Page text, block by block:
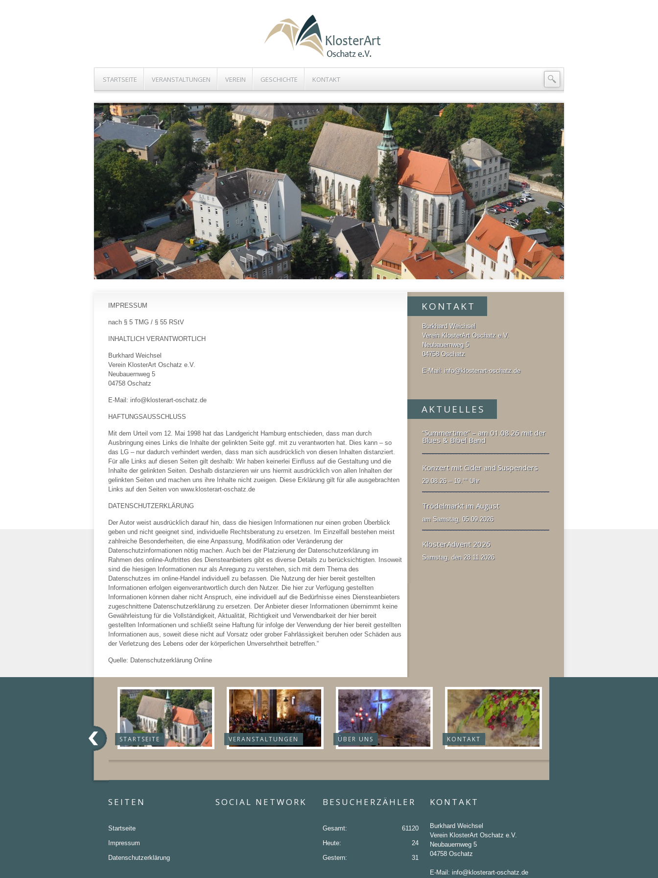
STARTSEITE VERANSTALTUNGEN VEREIN GESCHICHTE KONTAKT
IMPRESSUM
nach § 5 TMG / § 55 RStV
INHALTLICH VERANTWORTLICH
Burkhard Weichsel
Verein KlosterArt Oschatz e.V.
Neubauernweg 5
04758 Oschatz
E-Mail: info@klosterart-oschatz.de
HAFTUNGSAUSSCHLUSS
Mit dem Urteil vom 12. Mai 1998 hat das Landgericht Hamburg entschieden, dass man durch
Ausbringung eines Links die Inhalte der gelinkten Seite ggf. mit zu verantworten hat. Dies kann – so
das LG – nur dadurch verhindert werden, dass man sich ausdrücklich von diesen Inhalten distanziert.
Für alle Links auf diesen Seiten gilt deshalb: Wir haben keinerlei Einfluss auf die Gestaltung und die
Inhalte der gelinkten Seiten. Deshalb distanzieren wir uns hiermit ausdrücklich von allen Inhalten der
gelinkten Seiten und machen uns ihre Inhalte nicht zueigen. Diese Erklärung gilt für alle ausgebrachten
Links auf den Seiten von www.klosterart-oschatz.de
DATENSCHUTZERKLÄRUNG
Der Autor weist ausdrücklich darauf hin, dass die hiesigen Informationen nur einen groben Überblick
geben und nicht geeignet sind, individuelle Rechtsberatung zu ersetzen. Im Einzelfall bestehen meist
zahlreiche Besonderheiten, die eine Anpassung, Modifikation oder Veränderung der
Datenschutzinformationen nötig machen. Auch bei der Platzierung der Datenschutzerklärung im
Rahmen des online-Auftrittes des Diensteanbieters gibt es diverse Details zu berücksichtigten. Insoweit
sind die hiesigen Informationen nur als Anregung zu verstehen, sich mit dem Thema des
Datenschutzes im online-Handel individuell zu befassen. Die Nutzung der hier bereit gestellten
Informationen erfolgen eigenverantwortlich durch den Nutzer. Die hier zur Verfügung gestellten
Informationen können daher nicht Anspruch, eine individuell auf die Bedürfnisse eines Diensteanbieters
zugeschnittene Datenschutzerklärung zu ersetzen. Der Anbieter dieser Informationen übernimmt keine
Gewährleistung für die Vollständigkeit, Aktualität, Richtigkeit und Verwendbarkeit der hier bereit
gestellten Informationen und schließt seine Haftung für infolge der Verwendung der hier bereit gestellten
Informationen aus, soweit diese nicht auf Vorsatz oder grober Fahrlässigkeit beruhen oder Schäden aus
der Verletzung des Lebens oder der körperlichen Unversehrtheit betreffen.“
Quelle: Datenschutzerklärung Online
KONTAKT
Burkhard Weichsel
Verein KlosterArt Oschatz e.V.
Neubauernweg 5
04758 Oschatz
E-Mail: info@klosterart-oschatz.de
AKTUELLES
“Summertime” – am 01.08.26 mit der
Blues & Bibel Band
Konzert mit Cider and Suspenders
29.08.26 – 19.°° Uhr
Trödelmarkt im August
am Samstag, 05.09.2026
KlosterAdvent 2026
Samstag, den 28.11.2026
STARTSEITE VERANSTALTUNGEN ÜBER UNS KONTAKT
SEITEN
Startseite
Impressum
Datenschutzerklärung
SOCIAL NETWORK BESUCHERZÄHLER
61120
Gesamt:
24
Heute:
31
Gestern:
KONTAKT
Burkhard Weichsel
Verein KlosterArt Oschatz e.V.
Neubauernweg 5
04758 Oschatz
E-Mail: info@klosterart-oschatz.de